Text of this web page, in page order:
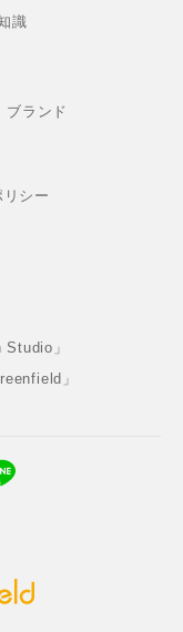
識
ブランド
シー
」
」